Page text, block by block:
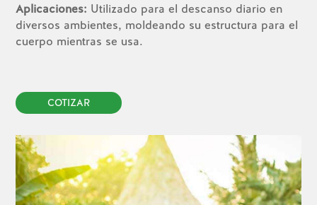
Aplicaciones: Utilizado para el descanso diario en
diversos ambientes, moldeando su estructura para el
cuerpo mientras se usa.
COTIZAR